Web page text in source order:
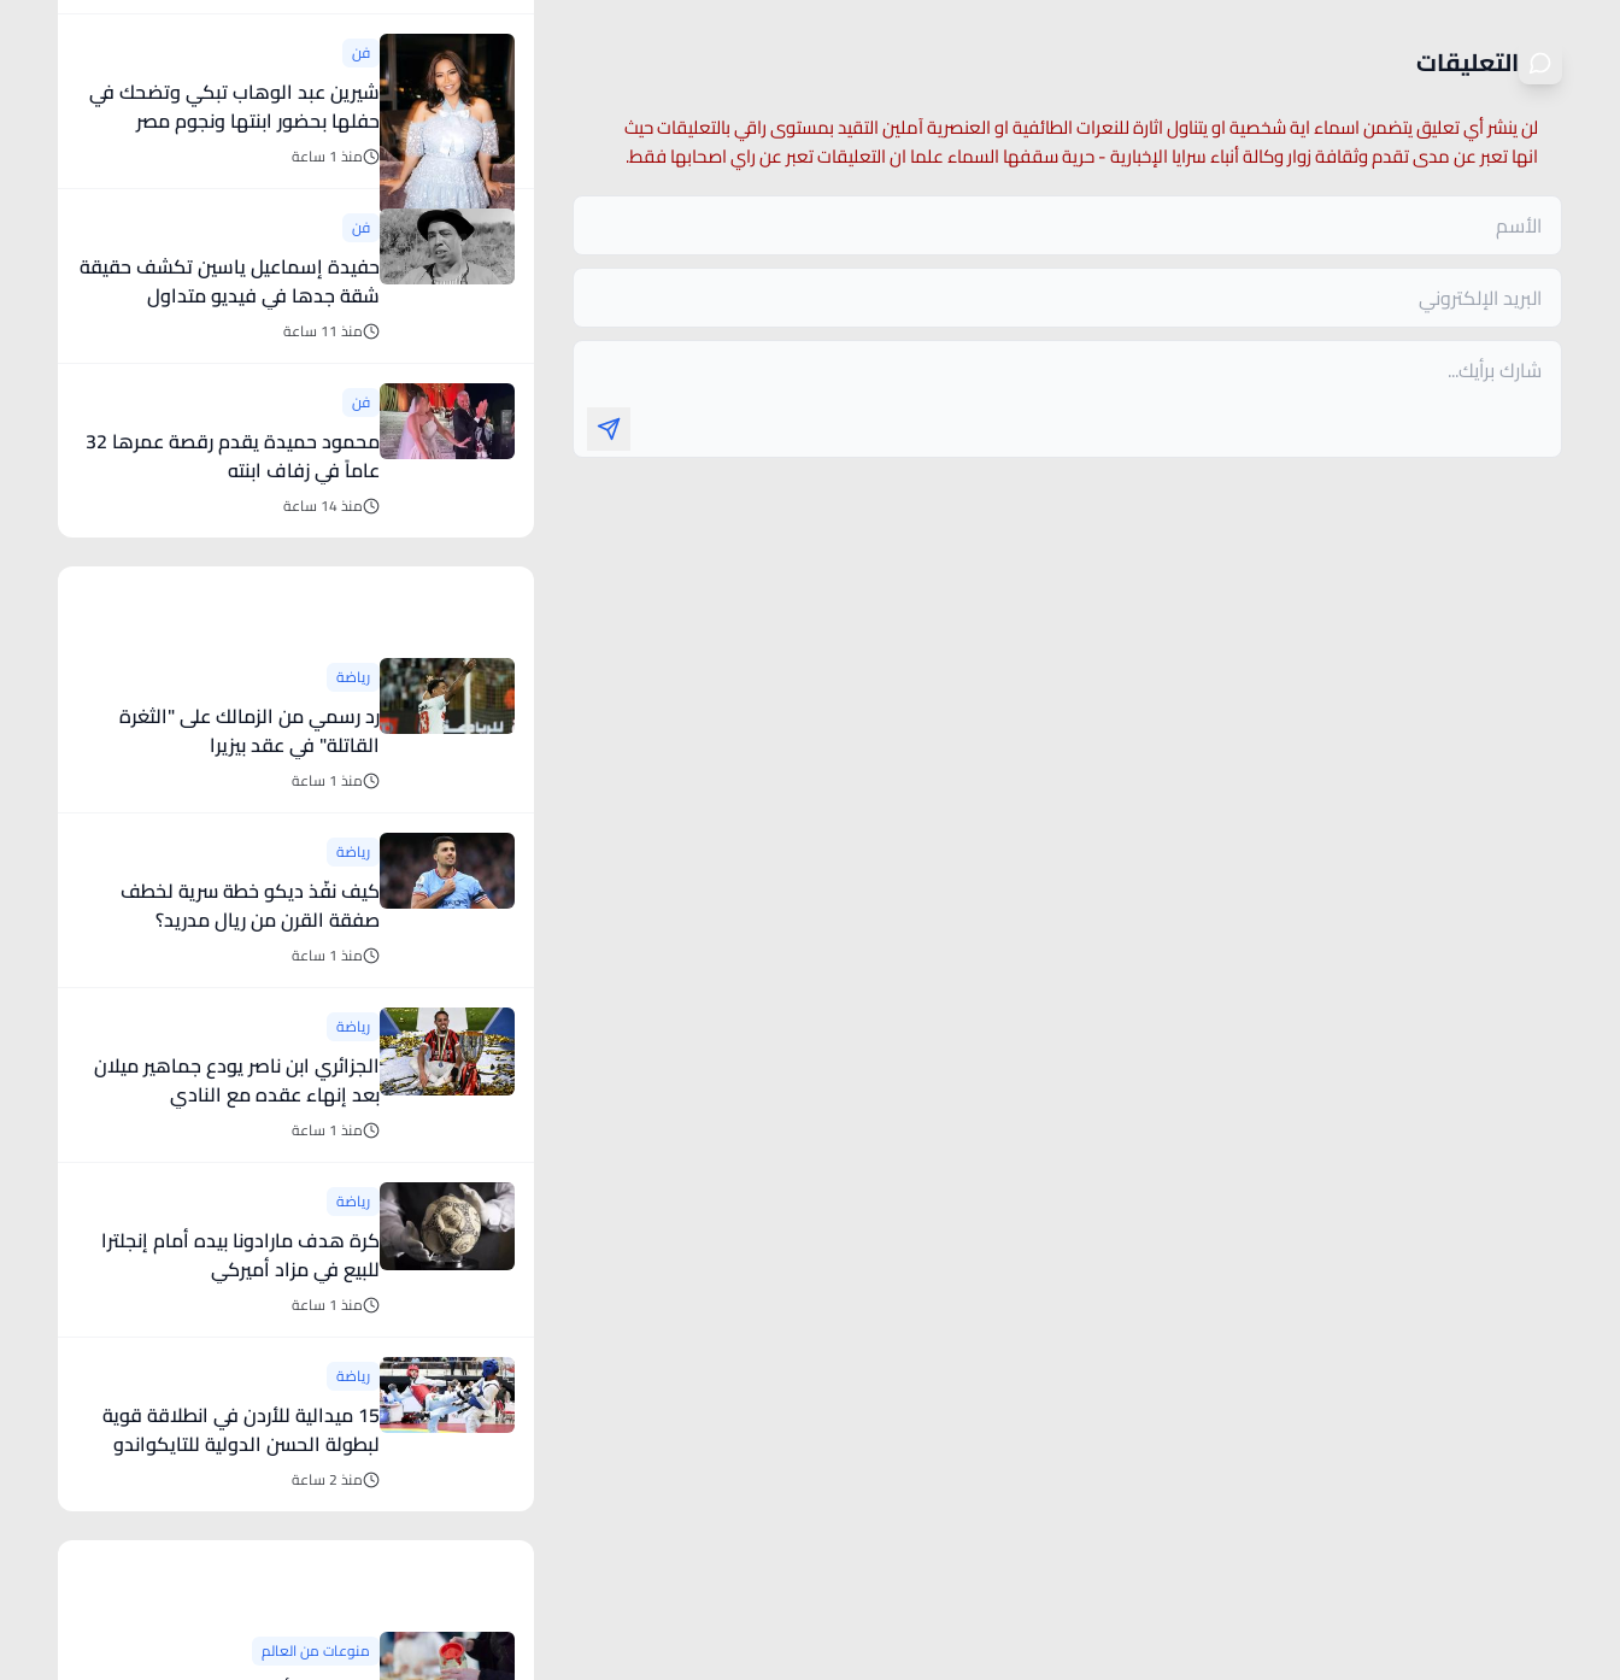
التعليقات
لن ينشر أي تعليق يتضمن اسماء اية شخصية او يتناول اثارة للنعرات الطائفية او العنصرية آملين التقيد بمستوى راقي بالتعليقات حيث
انها تعبر عن مدى تقدم وثقافة زوار وكالة أنباء سرايا الإخبارية - حرية سقفها السماء علما ان التعليقات تعبر عن راي اصحابها فقط.
فن
شيرين عبد الوهاب تبكي وتضحك في
حفلها بحضور ابنتها ونجوم مصر
(فيديو)
منذ 1 ساعة
فن
حفيدة إسماعيل ياسين تكشف حقيقة
شقة جدها في فيديو متداول
منذ 11 ساعة
فن
محمود حميدة يقدم رقصة عمرها 32
عاماً في زفاف ابنته
منذ 14 ساعة
رياضة
رد رسمي من الزمالك على "الثغرة
القاتلة" في عقد بيزيرا
منذ 1 ساعة
رياضة
كيف نفّذ ديكو خطة سرية لخطف
صفقة القرن من ريال مدريد؟
منذ 1 ساعة
رياضة
الجزائري ابن ناصر يودع جماهير ميلان
بعد إنهاء عقده مع النادي
منذ 1 ساعة
رياضة
كرة هدف مارادونا بيده أمام إنجلترا
للبيع في مزاد أميركي
منذ 1 ساعة
رياضة
15 ميدالية للأردن في انطلاقة قوية
لبطولة الحسن الدولية للتايكواندو
منذ 2 ساعة
منوعات من العالم